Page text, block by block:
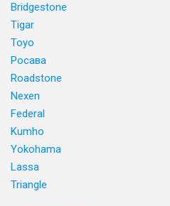
Bridgestone
Tigar
Toyo
Росава
Roadstone
Nexen
Federal
Kumho
Yokohama
Lassa
Triangle